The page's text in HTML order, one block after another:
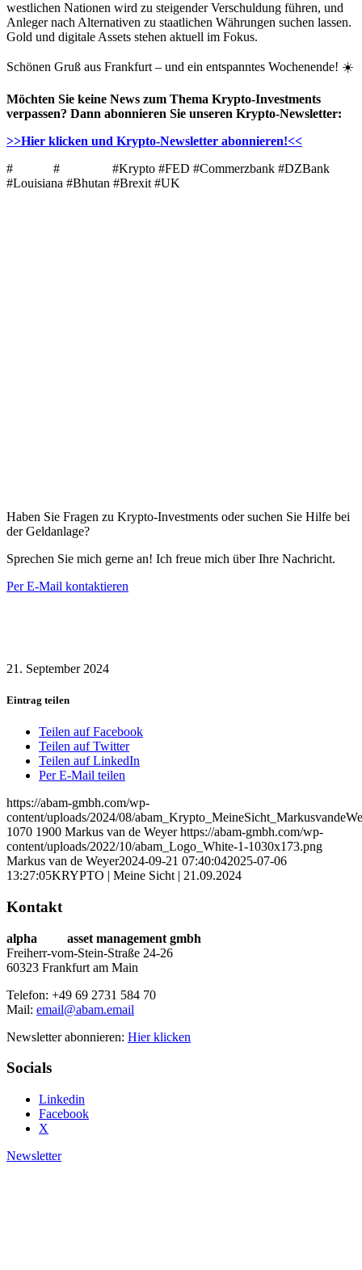
westlichen Nationen wird zu steigender Verschuldung führen, und
Anleger nach Alternativen zu staatlichen Währungen suchen lassen.
Gold und digitale Assets stehen aktuell im Fokus.
Schönen Gruß aus Frankfurt – und ein entspanntes Wochenende! ☀️
Möchten Sie keine News zum Thema Krypto-Investments
verpassen? Dann abonnieren Sie unseren Krypto-Newsletter:
>>Hier klicken und Krypto-Newsletter abonnieren!<<
#
#
#Krypto #FED #Commerzbank #DZBank
#Louisiana #Bhutan #Brexit #UK
Haben Sie Fragen zu Krypto-Investments oder suchen Sie Hilfe bei
der Geldanlage?
Sprechen Sie mich gerne an! Ich freue mich über Ihre Nachricht.
Per E-Mail kontaktieren
21. September 2024
Eintrag teilen
Teilen auf Facebook
Teilen auf Twitter
Teilen auf LinkedIn
Per E-Mail teilen
https://abam-gmbh.com/wp-
content/uploads/2024/08/
1070 1900 Markus van de Weyer https://abam-gmbh.com/wp-
content/uploads/2022/10/abam_Logo_White-1-1030x173.png
Markus van de Weyer2024-09-21 07:40:042025-07-06
13:27:05KRYPTO | Meine Sicht | 21.09.2024
Kontakt
alpha
asset management gmbh
Freiherr-vom-Stein-Straße 24-26
60323 Frankfurt am Main
Telefon: +49 69 2731 584 70
Mail: email@abam.email
Newsletter abonnieren: Hier klicken
Socials
Linkedin
Facebook
X
Newsletter